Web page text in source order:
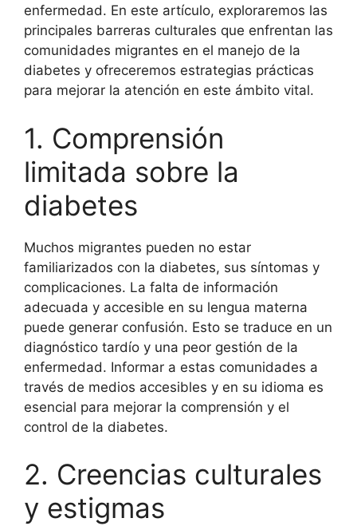
enfermedad. En este artículo, exploraremos las
principales barreras culturales que enfrentan las
comunidades migrantes en el manejo de la
diabetes y ofreceremos estrategias prácticas
para mejorar la atención en este ámbito vital.
1. Comprensión
limitada sobre la
diabetes
Muchos migrantes pueden no estar
familiarizados con la diabetes, sus síntomas y
complicaciones. La falta de información
adecuada y accesible en su lengua materna
puede generar confusión. Esto se traduce en un
diagnóstico tardío y una peor gestión de la
enfermedad. Informar a estas comunidades a
través de medios accesibles y en su idioma es
esencial para mejorar la comprensión y el
control de la diabetes.
2. Creencias culturales
y estigmas